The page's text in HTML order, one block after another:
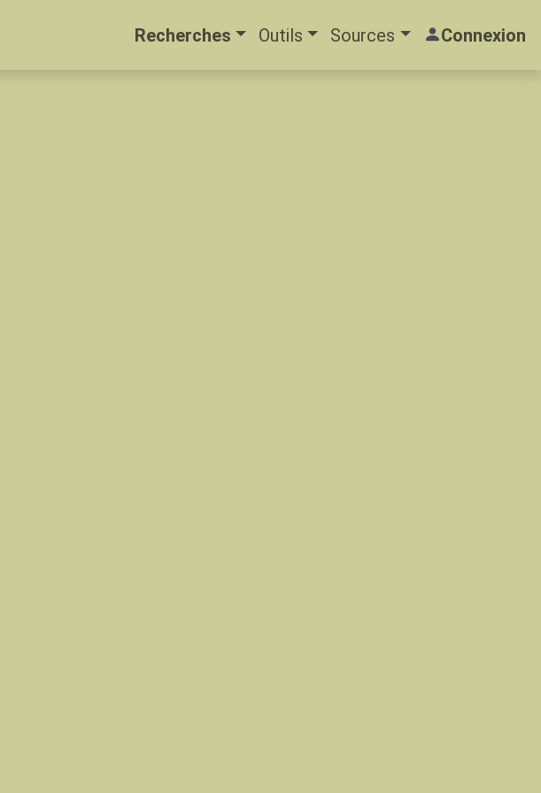
Recherches Outils Sources Connexion